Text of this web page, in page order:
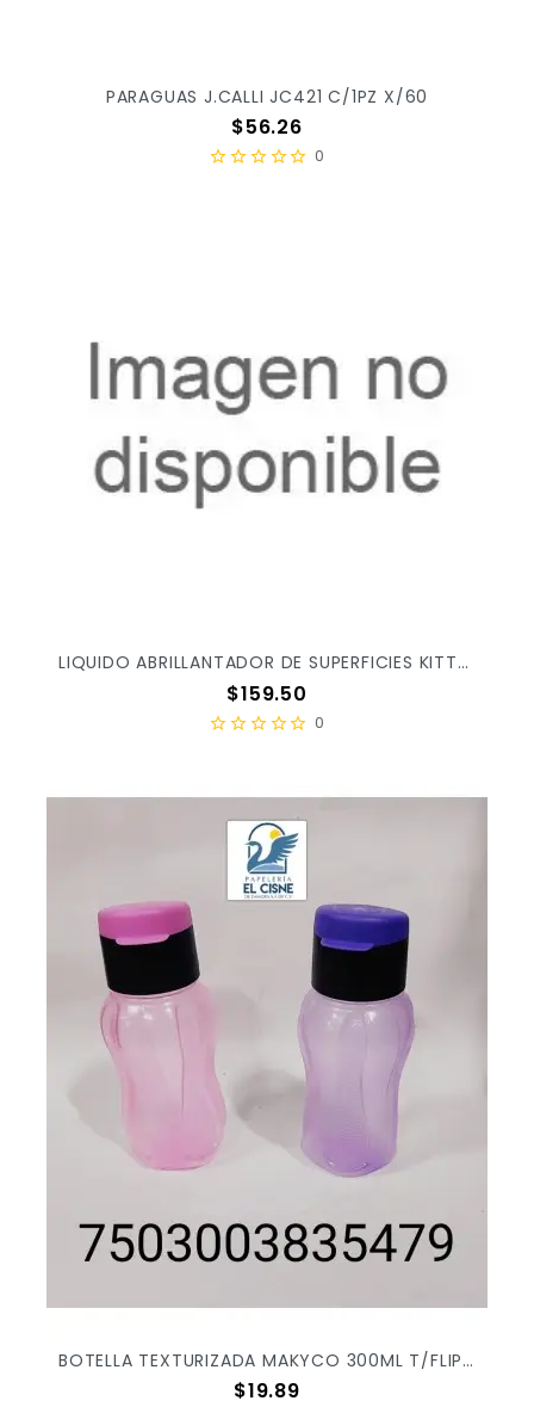
PARAGUAS J.CALLI JC421 C/1PZ X/60
Precio
$56.26
0
LIQUIDO ABRILLANTADOR DE SUPERFICIES KITTA 1LT
Precio
$159.50
0
BOTELLA TEXTURIZADA MAKYCO 300ML T/FLIP X/85
Precio
$19.89